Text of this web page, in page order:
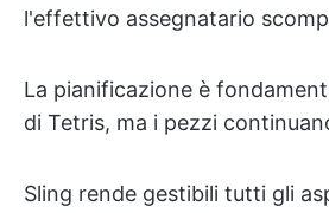
l'effettivo assegnatario
La pianificazione è
di Tetris, ma i pezzi
Sling rende gestibili tutti gli